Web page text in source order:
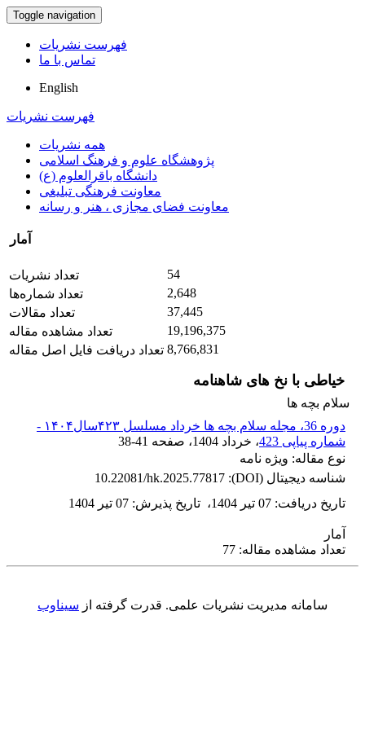
Toggle navigation
فهرست نشریات
تماس با ما
English
فهرست نشریات
همه نشریات
پژوهشگاه علوم و فرهنگ اسلامی
دانشگاه باقرالعلوم (ع)
معاونت فرهنگی تبلیغی
معاونت فضای مجازی ، هنر و رسانه
آمار
تعداد نشریات
54
تعداد شماره‌ها
2,648
تعداد مقالات
37,445
تعداد مشاهده مقاله
19,196,375
تعداد دریافت فایل اصل مقاله 8,766,831
خیاطی با نخ های شاهنامه
سلام بچه ها
دوره 36، مجله سلام بچه ها خرداد مسلسل ۴۲۳سال۱۴۰۴ -
شماره پیاپی 423
، خرداد 1404 ، صفحه 38-41
نوع مقاله: ویژه نامه
شناسه دیجیتال (DOI):
10.22081/hk.2025.77817
تاریخ دریافت: 07 تیر 1404 ، تاریخ پذیرش: 07 تیر 1404
آمار
تعداد مشاهده مقاله: 77
سامانه مدیریت نشریات علمی. قدرت گرفته از سیناوب